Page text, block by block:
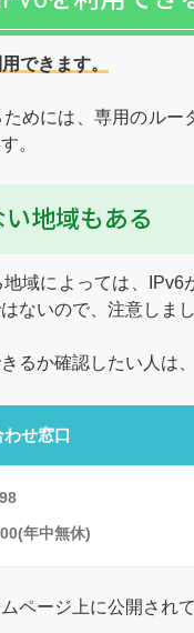
できます。
めには、専用のル
。
地域もある
域によっては、
ないので、注意しまし
るか確認したい人は
せ窓口
年中無休)
ページ上に公開され